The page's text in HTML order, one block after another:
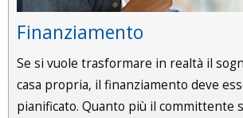
Finanziamento
Se si vuole trasformare in realtà il
casa propria, il finanziamento deve
pianificato. Quanto più il committente